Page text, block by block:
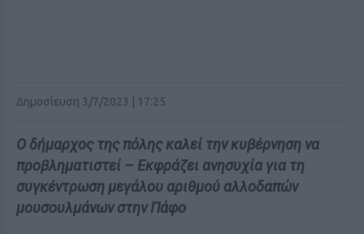
Δημοσίευση 3/7/2023 | 17:25
Ο δήμαρχος της πόλης καλεί την κυβέρνηση να
προβληματιστεί – Εκφράζει ανησυχία για τη
συγκέντρωση μεγάλου αριθμού αλλοδαπών
μουσουλμάνων στην Πάφο